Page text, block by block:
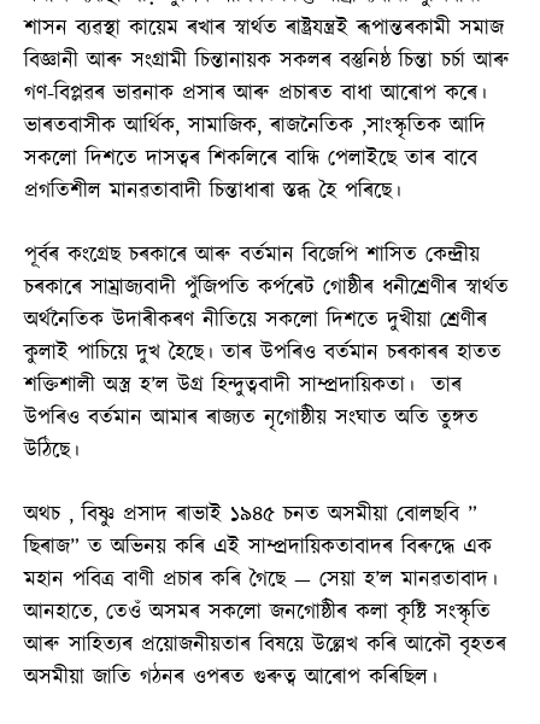
শাসন ব্যৱস্থা কায়েম ৰখাৰ স্বাৰ্থত ৰাষ্ট্ৰযন্ত্ৰই ৰূপান্তৰকামী সমাজ
বিজ্ঞানী আৰু সংগ্ৰামী চিন্তানায়ক সকলৰ বস্তুনিষ্ঠ চিন্তা চৰ্চা আৰু
গণ-বিপ্লৱৰ ভাৱনাক প্ৰসাৰ আৰু প্ৰচাৰত বাধা আৰোপ কৰে।
ভাৰতবাসীক আৰ্থিক, সামাজিক, ৰাজনৈতিক ,সাংস্কৃতিক আদি
সকলো দিশতে দাসত্বৰ শিকলিৰে বান্ধি পেলাইছে তাৰ বাবে
প্ৰগতিশীল মানৱতাবাদী চিন্তাধাৰা স্তব্ধ হৈ পৰিছে।
পূৰ্বৰ কংগ্ৰেছ চৰকাৰে আৰু বৰ্তমান বিজেপি শাসিত কেন্দ্ৰীয়
চৰকাৰে সাম্ৰাজ্যবাদী পুঁজিপতি কৰ্পৰেট গোষ্ঠীৰ ধনীশ্ৰেণীৰ স্বাৰ্থত
অৰ্থনৈতিক উদাৰীকৰণ নীতিয়ে সকলো দিশতে দুখীয়া শ্ৰেণীৰ
কুলাই পাচিয়ে দুখ হৈছে। তাৰ উপৰিও বৰ্তমান চৰকাৰৰ হাতত
শক্তিশালী অস্ত্ৰ হ’ল উগ্ৰ হিন্দুত্ববাদী সাম্প্ৰদায়িকতা। তাৰ
উপৰিও বৰ্তমান আমাৰ ৰাজ্যত নৃগোষ্ঠীয় সংঘাত অতি তুঙ্গত
উঠিছে।
অথচ , বিষ্ণু প্ৰসাদ ৰাভাই ১৯৪৫ চনত অসমীয়া বোলছবি ”
ছিৰাজ” ত অভিনয় কৰি এই সাম্প্ৰদায়িকতাবাদৰ বিৰুদ্ধে এক
মহান পবিত্ৰ বাণী প্ৰচাৰ কৰি গৈছে — সেয়া হ’ল মানৱতাবাদ।
আনহাতে, তেওঁ অসমৰ সকলো জনগোষ্ঠীৰ কলা কৃষ্টি সংস্কৃতি
আৰু সাহিত্যৰ প্ৰয়োজনীয়তাৰ বিষয়ে উল্লেখ কৰি আকৌ বৃহতৰ
অসমীয়া জাতি গঠনৰ ওপৰত গুৰুত্ব আৰোপ কৰিছিল।